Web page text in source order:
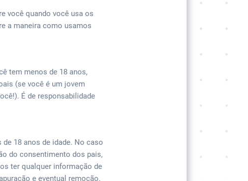
você quando você usa os
a maneira como usamos
tem menos de 18 anos,
(se você é um jovem
É de responsabilidade
18 anos de idade. No caso
do consentimento dos pais,
ter qualquer informação de
e eventual remoção.